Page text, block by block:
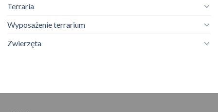
Terraria
Wyposażenie terrarium
Zwierzęta